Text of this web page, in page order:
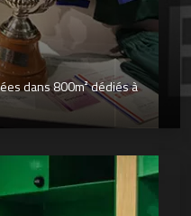
dans 800m² dédiés à